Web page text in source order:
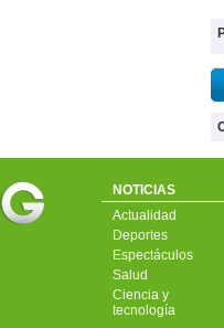
NOTICIAS
Actualidad
Deportes
Espectáculos
Salud
Ciencia y
tecnología